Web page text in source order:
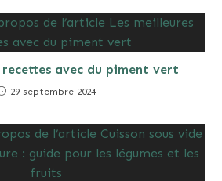
recettes avec du piment vert
29 septembre 2024